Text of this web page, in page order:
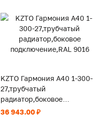
KZTO Гармония А40 1-300-
27,трубчатый
радиатор,боковое
подключение,RAL 9016
36 943.00 ₽